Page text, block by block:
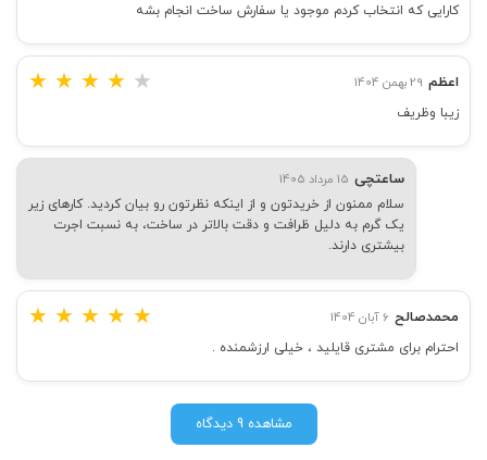
کارایی که انتخاب کردم موجود یا سفارش ساخت انجام بشه
اعظم 29 بهمن 1404 ★ ★ ★ ★ ★
زیبا وظریف
ساعتچی 15 مرداد 1405
سلام ممنون از خریدتون و از اینکه نظرتون رو بیان کردید. کارهای زیر
یک گرم به دلیل ظرافت و دقت بالاتر در ساخت، به نسبت اجرت
بیشتری دارند.
محمدصالح 6 آبان 1404 ★ ★ ★ ★ ★
احترام برای مشتری قایلید ، خیلی ارزشمنده .
مشاهده 9 دیدگاه